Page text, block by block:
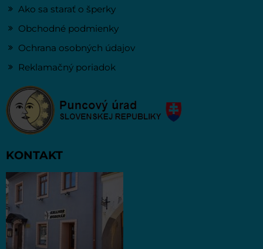
Ako sa starať o šperky
Obchodné podmienky
Ochrana osobných údajov
Reklamačný poriadok
KONTAKT